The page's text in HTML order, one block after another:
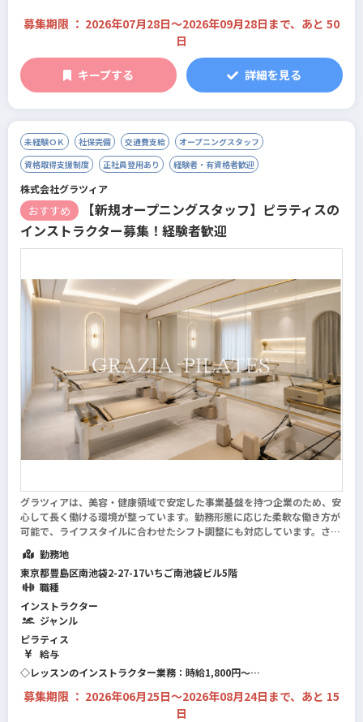
●マシンピラティスインストラクター
※マシンピラティスのレギュラーレッスンは30分間のレッスン＋15分間
の事前説明となります。
※交通費支給（上限あり）
※リフォーマーを使用してレッスンを実施いただきます。
※当社オリジナルのレッスンOLUTANApilatesを習得いただき、レッス
ンを実施いただきます。
●キッズダンスインストラクター
6,000～7,500円/1レッスン
※2027年1月開校予定の新事業となります
募集期限 ： 2026年07月28日〜2026年09月28日まで、あと 50
日
キープする 詳細を見る
未経験ＯＫ 社保完備 交通費支給
オープニングスタッフ
資格取得支援制度
正社員登用あり 経験者・有資格者歓迎
株式会社グラツィア
おすすめ
【新規オープニングスタッフ】ピラティスの
インストラクター募集！経験者歓迎
グラツィアは、美容・健康領域で安定した事業基盤を持つ企業のため、安
心して長く働ける環境が整っています。勤務形態に応じた柔軟な働き方が
可能で、ライフスタイルに合わせたシフト調整にも対応しています。さら
とができます。現場の声を大切にする風...
勤務地
東京都豊島区南池袋2-27-17いちご南池袋ビル5階
職種
インストラクター
ジャンル
ピラティス
給与
◇レッスンのインストラクター業務：時給1,800円～
※業務内容により変動します
募集期限 ： 2026年06月25日〜2026年08月24日まで、あと 15
日